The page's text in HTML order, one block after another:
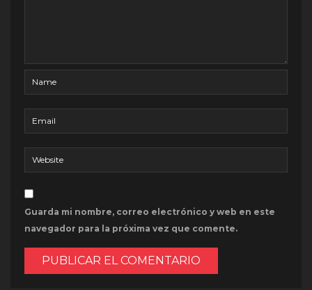
Guarda mi nombre, correo electrónico y web en este
navegador para la próxima vez que comente.